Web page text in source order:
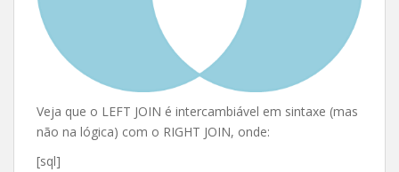
Veja que o LEFT JOIN é intercambiável em sintaxe (mas
não na lógica) com o RIGHT JOIN, onde:
[sql]